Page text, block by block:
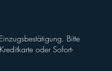
Bitte
oder Sofort-